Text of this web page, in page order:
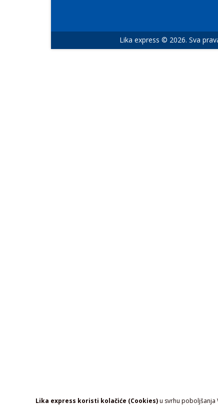
Lika express koristi kolačiće (Cookies)u svrhu poboljšanja
Lika express © 2026. Sva